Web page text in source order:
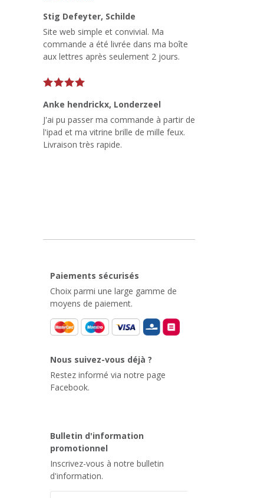
Stig Defeyter, Schilde
Site web simple et convivial. Ma
commande a été livrée dans ma boîte
aux lettres après seulement 2 jours.
Anke hendrickx, Londerzeel
J'ai pu passer ma commande à partir de
l'ipad et ma vitrine brille de mille feux.
Livraison très rapide.
Paiements sécurisés
Choix parmi une large gamme de
moyens de paiement.
Nous suivez-vous déjà ?
Restez informé via notre page
Facebook.
Bulletin d'information
promotionnel
Inscrivez-vous à notre bulletin
d'information.